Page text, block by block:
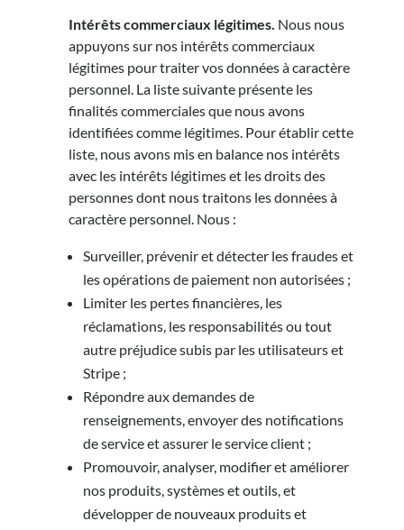
Intérêts commerciaux légitimes. Nous nous
appuyons sur nos intérêts commerciaux
légitimes pour traiter vos données à caractère
personnel. La liste suivante présente les
finalités commerciales que nous avons
identifiées comme légitimes. Pour établir cette
liste, nous avons mis en balance nos intérêts
avec les intérêts légitimes et les droits des
personnes dont nous traitons les données à
caractère personnel. Nous :
Surveiller, prévenir et détecter les fraudes et
les opérations de paiement non autorisées ;
Limiter les pertes financières, les
réclamations, les responsabilités ou tout
autre préjudice subis par les utilisateurs et
Stripe ;
Répondre aux demandes de
renseignements, envoyer des notifications
de service et assurer le service client ;
Promouvoir, analyser, modifier et améliorer
nos produits, systèmes et outils, et
développer de nouveaux produits et